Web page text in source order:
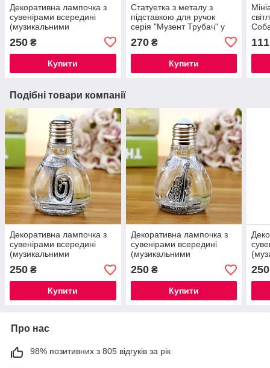
Декоративна лампочка з
сувенірами всередині
(музикальними
250 ₴
Купити
Статуетка з металу з
підставкою для ручок
серія "Музент Трубач" у
270₴
Купити
111
Подібні товари компанії
Декоративна лампочка з
сувенірами всередині
(музикальними
інструментами)
250 ₴
Купити
Декоративна лампочка з
сувенірами всередині
(музикальними
інструментами)
250₴
Купити
250
Про нас
98% позитивних з 805 відгуків за рік